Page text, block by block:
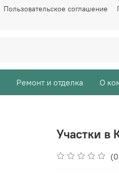
Пользовательское соглашение
Ремонт и отделка О
Участки в